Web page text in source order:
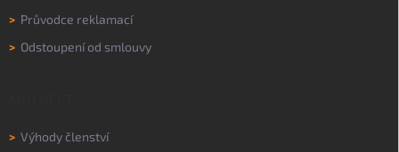
> Průvodce reklamací
> Odstoupení od smlouvy
> Výhody členství